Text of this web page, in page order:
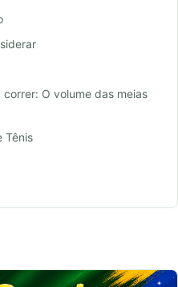
O volume das meias
Tênis